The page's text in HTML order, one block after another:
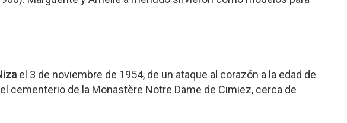
el 3 de noviembre de 1954, de un ataque al corazón a la edad de
cementerio de la Monastère Notre Dame de Cimiez, cerca de